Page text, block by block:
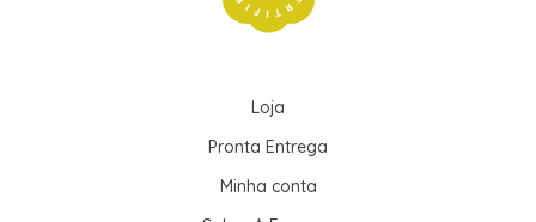
Loja
Pronta Entrega
Minha conta